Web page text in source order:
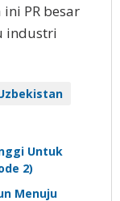
PR besar
industri
Untuk
2)
Menuju